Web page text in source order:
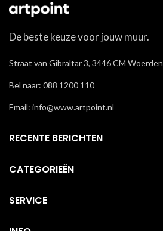
De beste keuze voor jouw muur.
Straat van Gibraltar 3, 3446 CM Woerden
Bel naar: 088 1200 110
Email: info@www.artpoint.nl
RECENTE BERICHTEN
CATEGORIEËN
SERVICE